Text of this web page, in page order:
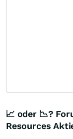
📈 oder 📉?
Resources